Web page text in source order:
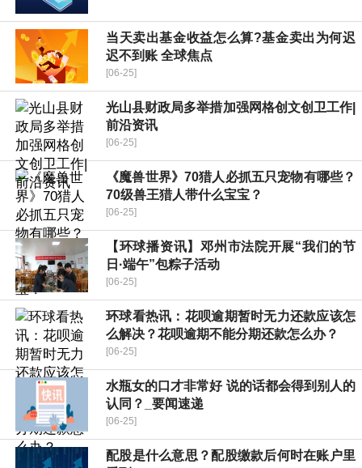
当天卖出基金收益怎么算?基金卖出为何迟
迟不到账 全球焦点
[06-25]
​光山县财政局多举措加强网格创文创卫工作|
前沿资讯
[06-25]
《魔兽世界》70猎人必抓五只宠物有哪些？
70级兽王猎人带什么宝宝？
[06-25]
【环球播资讯】邓州市法院开展“我们的节
日·端午”包粽子活动
[06-25]
环球看热讯：花呗逾期暂时无力还款应该怎
么解决？花呗逾期不能分期还款怎么办？
[06-25]
水瓶女的口才非常好 说的话都会得到别人的
认同？_要闻速递
[06-25]
配股是什么意思？配股缴款后何时在账户里